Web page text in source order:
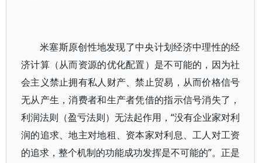
米塞斯原创性地发现了中央计划经济中理性的经
济计算（从而资源的优化配置）是不可能的，因为社
会主义禁止拥有私人财产、禁止贸易，从而价格信号
无从产生，消费者和生产者凭借的指示信号消失了，
利润法则（盈亏法则）无法起作用，“没有企业家对利
润的追求、地主对地租、资本家对利息、工人对工资
的追求，整个机制的功能成功发挥是不可能的”。正是